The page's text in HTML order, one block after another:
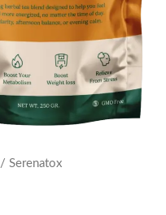
/ Serenatox